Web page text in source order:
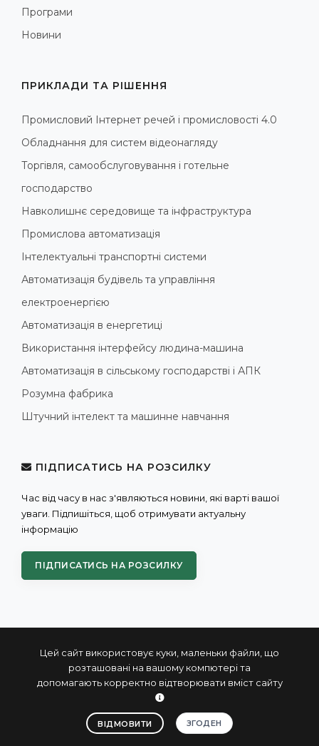
Цей сайт використовує куки, маленьки файли, що
розташовані на вашому компютері та
допомагають корректно відтворювати вміст сайту
ВІДМОВИТИ ЗГОДЕН
Програми
Новини
ПРИКЛАДИ ТА РІШЕННЯ
Промисловий Інтернет речей і промисловості 4.0
Обладнання для систем відеонагляду
Торгівля, самообслуговування і готельне
господарство
Навколишнє середовище та інфраструктура
Промислова автоматизація
Інтелектуальні транспортні системи
Автоматизація будівель та управління
електроенергією
Автоматизація в енергетиці
Використання інтерфейсу людина-машина
Автоматизація в сільському господарстві і АПК
Розумна фабрика
Штучний інтелект та машинне навчання
ПІДПИСАТИСЬ НА РОЗСИЛКУ
Час від часу в нас з'являються новини, які варті вашої
уваги. Підпишіться, щоб отримувати актуальну
інформацію
ПІДПИСАТИСЬ НА РОЗСИЛКУ
© 2004 - 2026 ПРОКСИС™ - промислові комп'ютери та
системи